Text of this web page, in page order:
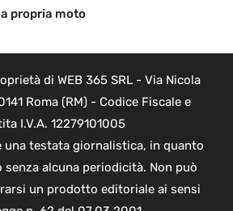
propria moto
di WEB 365 SRL - Via Nicola
Roma (RM) - Codice Fiscale e
I.V.A. 12279101005
una testata giornalistica, in quanto
senza alcuna periodicità. Non può
un prodotto editoriale ai sensi